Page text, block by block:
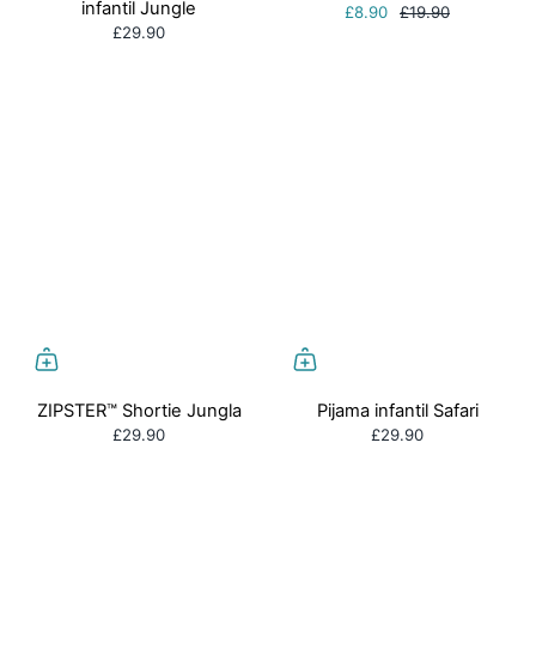
infantil Jungle
£29.90
£8.90 £19.90
ZIPSTER™ Shortie Jungla
£29.90
Pijama infantil Safari
£29.90